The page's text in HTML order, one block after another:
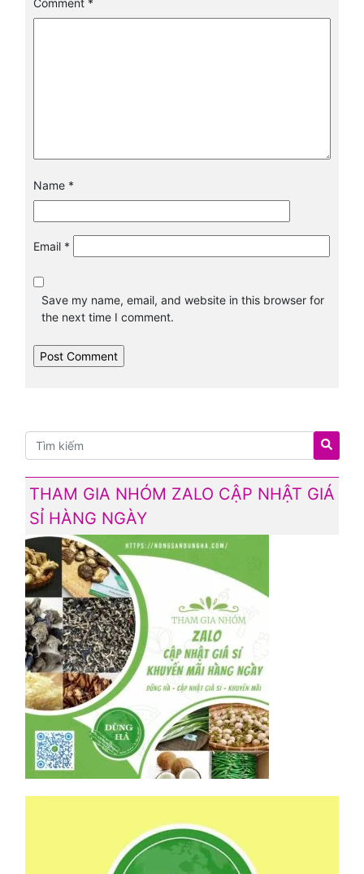
Comment *
Name *
Email *
Save my name, email, and website in this browser for
the next time I comment.
THAM GIA NHÓM ZALO CẬP NHẬT GIÁ
SỈ HÀNG NGÀY